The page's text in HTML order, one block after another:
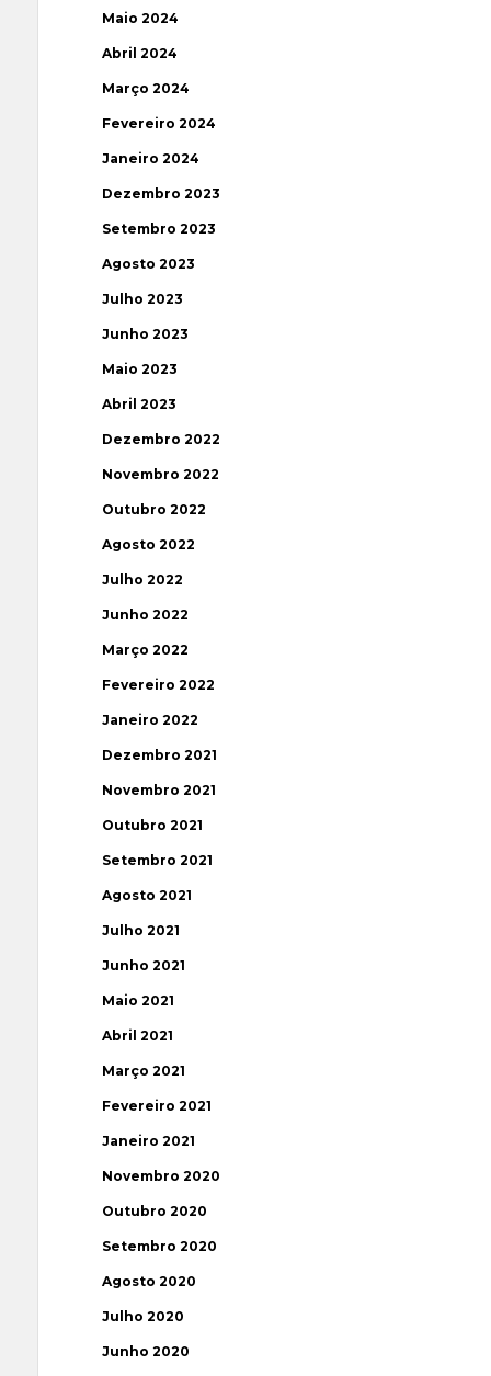
Maio 2024
Abril 2024
Março 2024
Fevereiro 2024
Janeiro 2024
Dezembro 2023
Setembro 2023
Agosto 2023
Julho 2023
Junho 2023
Maio 2023
Abril 2023
Dezembro 2022
Novembro 2022
Outubro 2022
Agosto 2022
Julho 2022
Junho 2022
Março 2022
Fevereiro 2022
Janeiro 2022
Dezembro 2021
Novembro 2021
Outubro 2021
Setembro 2021
Agosto 2021
Julho 2021
Junho 2021
Maio 2021
Abril 2021
Março 2021
Fevereiro 2021
Janeiro 2021
Novembro 2020
Outubro 2020
Setembro 2020
Agosto 2020
Julho 2020
Junho 2020